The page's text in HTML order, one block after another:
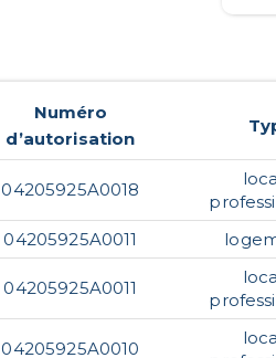
Numéro
d’autorisation
04205925A0018
04205925A0011
04205925A0011
04205925A0010